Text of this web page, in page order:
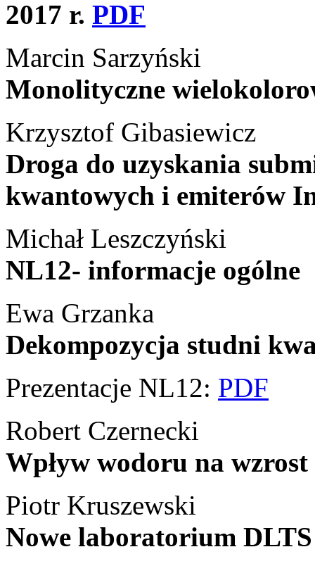
2017 r. PDF
Marcin Sarzyński
Monolityczne
Krzysztof Gibasiewicz
Droga do uzyskania
kwantowych i emiterów
Michał Leszczyński
NL12- informacje ogólne
Ewa Grzanka
Dekompozycja studni
Prezentacje NL12: PDF
Robert Czernecki
Wpływ wodoru na
Piotr Kruszewski
Nowe laboratorium